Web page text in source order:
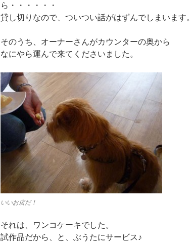
ら・・・・・・
貸し切りなので、ついつい話がはずんでしまいます。
そのうち、オーナーさんがカウンターの奥から
なにやら運んで来てくださいました。
いいお店だ！
それは、ワンコケーキでした。
試作品だから、と、ぶうたにサービス♪